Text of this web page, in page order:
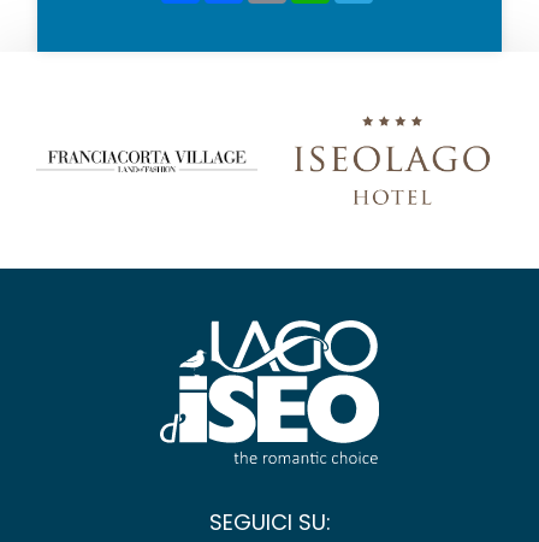
SEGUICI SU: